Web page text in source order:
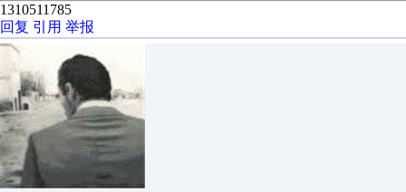
1310511785
回复 引用 举报